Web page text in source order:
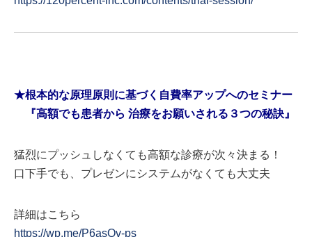
★根本的な原理原則に基づく自費率アップへのセミナー
『高額でも患者から 治療をお願いされる３つの秘訣』
猛烈にプッシュしなくても高額な診療が次々決まる！
口下手でも、プレゼンにシステムがなくても大丈夫
詳細はこちら
https://wp.me/P6asQv-ps